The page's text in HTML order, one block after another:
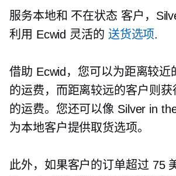
服务本地和 不在状态 客户，
利用 Ecwid 灵活的 送货选项.
借助 Ecwid，您可以为距离较近
的运费，而距离较远的客户则获
的运费。您还可以像 Silver in
为本地客户提供取货选项。
此外，如果客户的订单超过 75